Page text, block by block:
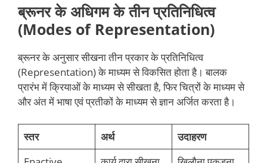
ब्रूनर के अधिगम के तीन प्रतिनिधित्व
(Modes of Representation)
ब्रूनर के अनुसार सीखना तीन प्रकार के प्रतिनिधित्व
(Representation) के माध्यम से विकसित होता है। बालक
प्रारंभ में क्रियाओं के माध्यम से सीखता है, फिर चित्रों के माध्यम से
और अंत में भाषा एवं प्रतीकों के माध्यम से ज्ञान अर्जित करता है।
स्तर अर्थ
उदाहरण